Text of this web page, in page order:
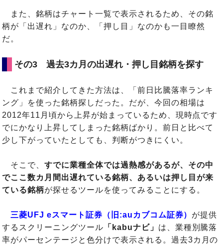
また、銘柄はチャート一覧で表示されるため、その銘
柄が「出遅れ」なのか、「押し目」なのかも一目瞭然
だ。
その3 過去3カ月の出遅れ・押し目銘柄を探す
これまで紹介してきた方法は、「前日比騰落率ランキ
ング」を使った銘柄探しだった。だが、今回の相場は
2012年11月頃から上昇が始まっているため、現時点です
でにかなり上昇してしまった銘柄ばかり。前日と比べて
少し下がっていたとしても、判断がつきにくい。
そこで、すでに業種全体では過熱感があるが、その中
でここ数カ月間出遅れている銘柄、あるいは押し目が来
ている銘柄が探せるツールを使ってみることにする。
三菱UFJ eスマート証券（旧:auカブコム証券） が提供
するスクリーニングツール 「kabuナビ」 は、業種別騰落
率がパーセンテージと色分けで表示される。過去3カ月の